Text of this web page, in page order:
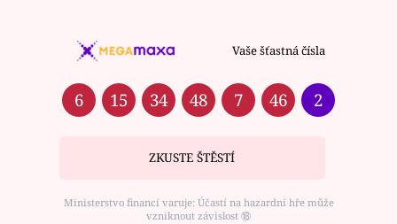
Vaše šťastná čísla
6 15 34 48 7 46 2
ZKUSTE ŠTĚSTÍ
Ministerstvo financí varuje: Účastí na hazardní hře může
vzniknout závislost ⑱